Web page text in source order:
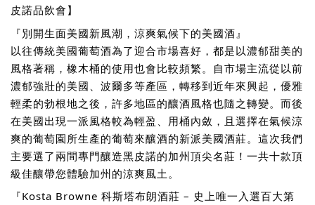
皮諾品飲會】
『別開生面美國新風潮，涼爽氣候下的美國酒』
以往傳統美國葡萄酒為了迎合市場喜好，都是以濃郁甜美的
風格著稱，橡木桶的使用也會比較頻繁。自市場主流從以前
濃郁強壯的美國、波爾多等產區，轉移到近年來興起，優雅
輕柔的勃根地之後，許多地區的釀酒風格也隨之轉變。而後
在美國出現一派風格較為輕盈、用桶內斂，且選擇在氣候涼
爽的葡萄園所生產的葡萄來釀酒的新派美國酒莊。這次我們
主要選了兩間專門釀造黑皮諾的加州頂尖名莊！一共十款頂
級佳釀帶您體驗加州的涼爽風土。
『Kosta Browne 科斯塔布朗酒莊 – 史上唯一入選百大第